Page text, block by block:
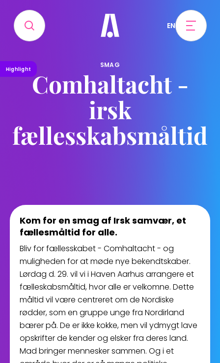
EN
SMAG
Comhaltacht -
irsk
fællesskabsmåltid
Highlight
Kom for en smag af Irsk samvær, et
fællesmåltid for alle.
Bliv for fællesskabet - Comhaltacht - og
muligheden for at møde nye bekendtskaber.
Lørdag d. 29. vil vi i Haven Aarhus arrangere et
fælleskabsmåltid, hvor alle er velkomne. Dette
måltid vil være centreret om de Nordiske
rødder, som en gruppe unge fra Nordirland
bærer på. De er ikke kokke, men vil ydmygt lave
opskrifter de kender og elsker fra deres land.
Mad bringer mennesker sammen. Og i et